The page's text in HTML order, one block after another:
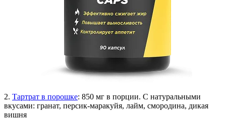
2. Тартрат в порошке: 850 мг в порции. С натуральными
вкусами: гранат, персик-маракуйя, лайм, смородина, дикая
вишня